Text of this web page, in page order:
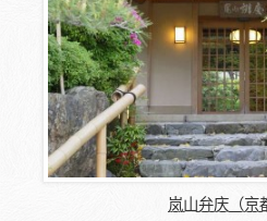
岚山弁庆（京